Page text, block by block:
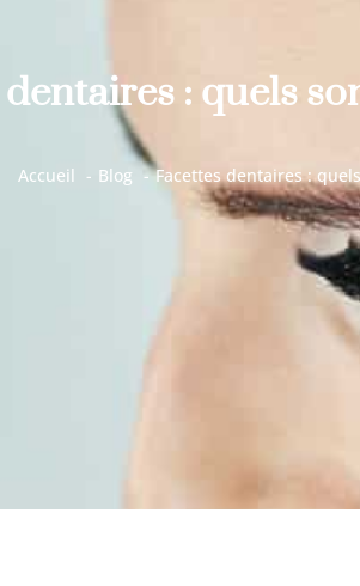
: quels
Accueil Blog Facettes dentaires :